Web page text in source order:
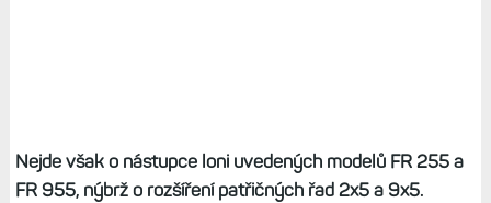
Nejde však o nástupce loni uvedených modelů FR 255 a
FR 955, nýbrž o rozšíření patřičných řad 2x5 a 9x5.